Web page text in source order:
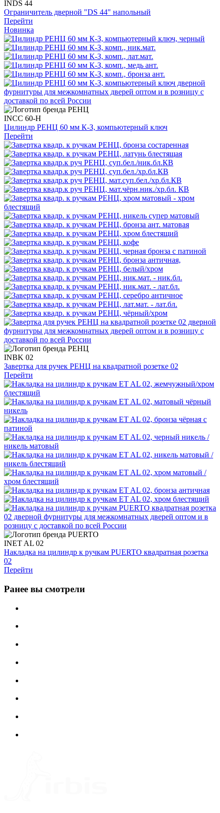
INDS 44
Ограничитель дверной "DS 44" напольный
Перейти
Новинка
INCC 60-H
Цилиндр РЕНЦ 60 мм К-З, компьютерный ключ
Перейти
INBK 02
Завертка для ручек РЕНЦ на квадратной розетке 02
Перейти
INET AL 02
Накладка на цилиндр к ручкам PUERTO квадратная розетка
02
Перейти
Ранее вы смотрели